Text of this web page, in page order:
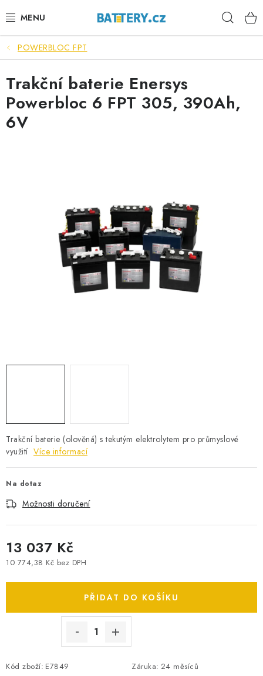
na
VÝHODNÉ SETY
SLUŽBY
AUTOBATERIE
BATERIOVÉ BOXY
POWERBANKY
LITHIOVÉ BATERIE
TESTERY BATERIÍ
BATERIE PRO NOUZOVÁ OSVĚTLENÍ
PŘÍSLUŠENSTVÍ
DOPRAVA ZDARMA
POŠTOVNÉ A DOPRAVA
KONFIGURÁTOR AUTOBATERIÍ
VÝMĚNA AUTOBATERIE
OBCHODNÍ PODMÍNKY
POWERBLOC FPT
Trakční baterie (olověná) s tekutým elektrolytem pro průmyslové
využití Více informací
Na dotaz
Možnosti doručení
13 037 Kč
10 774,38 Kč bez DPH
PŘIDAT DO KOŠÍKU
Kód zboží: E7849 Záruka: 24 měsíců
Trakční baterie Enersys
Powerbloc 6 FPT 305, 390Ah,
6V